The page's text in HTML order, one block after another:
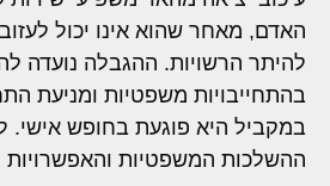
האדם, מאחר שהוא אינו יכול
להיתר הרשויות. ההגבלה נועדה
בהתחייבויות משפטיות ומניעת
במקביל היא פוגעת בחופש אישי.
ההשלכות המשפטיות והאפשרויות